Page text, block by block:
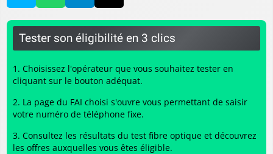
Tester son éligibilité en 3 clics
Choisissez l'opérateur que vous souhaitez tester en
cliquant sur le bouton adéquat.
La page du FAI choisi s'ouvre vous permettant de saisir
votre numéro de téléphone fixe.
Consultez les résultats du test fibre optique et découvrez
les offres auxquelles vous êtes éligible.